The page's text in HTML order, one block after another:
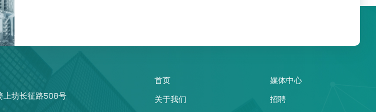
上坊长征路508号
首页
关于我们
媒体中心
招聘